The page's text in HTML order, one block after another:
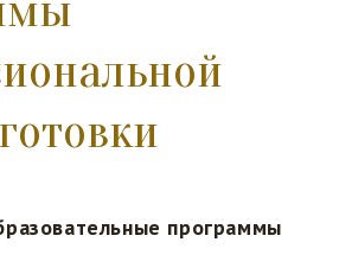
программы